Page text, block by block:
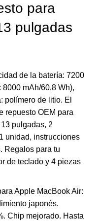
para
pulgadas
de la batería: 7200
mAh/60,8 Wh),
polímero de litio. El
repuesto OEM para
pulgadas, 2
unidad, instrucciones
Regalos para tu
de teclado y 4 piezas
Apple MacBook Air:
japonés.
Chip mejorado. Hasta